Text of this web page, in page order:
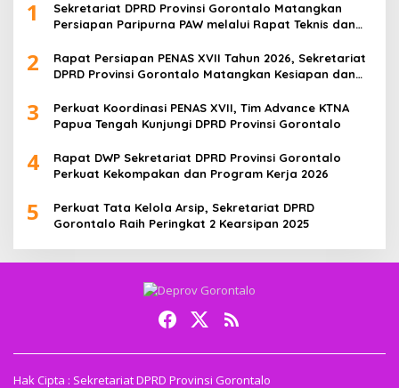
1
Sekretariat DPRD Provinsi Gorontalo Matangkan
Persiapan Paripurna PAW melalui Rapat Teknis dan
2
Rapat Persiapan PENAS XVII Tahun 2026, Sekretariat
DPRD Provinsi Gorontalo Matangkan Kesiapan dan
3
Perkuat Koordinasi PENAS XVII, Tim Advance KTNA
Papua Tengah Kunjungi DPRD Provinsi Gorontalo
4
Rapat DWP Sekretariat DPRD Provinsi Gorontalo
Perkuat Kekompakan dan Program Kerja 2026
5
Perkuat Tata Kelola Arsip, Sekretariat DPRD
Gorontalo Raih Peringkat 2 Kearsipan 2025
Hak Cipta : Sekretariat DPRD Provinsi Gorontalo